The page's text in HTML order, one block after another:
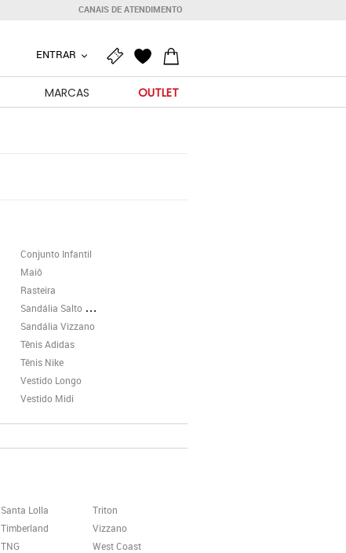
CANAIS DE ATENDIMENTO
ENTRAR
MARCAS OUTLET
Conjunto Infantil
Maiô
Rasteira
Sandália Salto Grosso
Sandália Vizzano
Tênis Adidas
Tênis Nike
Vestido Longo
Vestido Midi
Santa Lolla
Timberland
TNG
Triton
Vizzano
West Coast